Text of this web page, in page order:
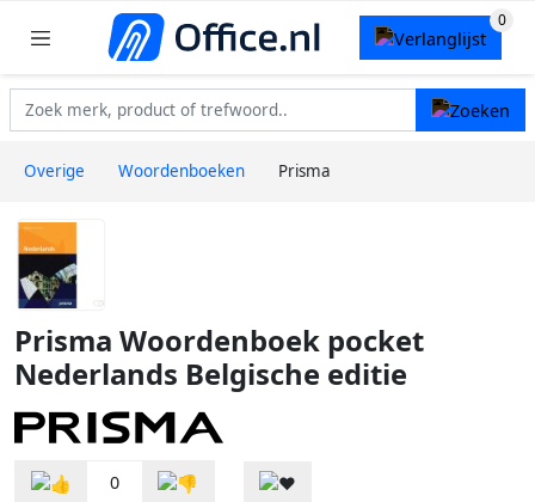
Overige Woordenboeken Prisma
Prisma Woordenboek pocket
Nederlands Belgische editie
0